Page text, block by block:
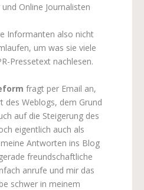
Online Journalisten
Informanten also nicht
um was sie viele
Pressetext nachlesen.
fragt per Email an,
des Weblogs, dem Grund
auf die Steigerung des
eigentlich auch als
Antworten ins Blog
freundschaftliche
anrufe und mir das
schwer in meinem